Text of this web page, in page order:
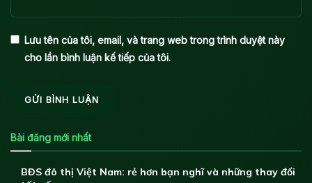
Lưu tên của tôi, email, và trang web trong trình duyệt này
cho lần bình luận kế tiếp của tôi.
Bài đăng mới nhất
BĐS đô thị Việt Nam: rẻ hơn bạn nghĩ và những thay đổi